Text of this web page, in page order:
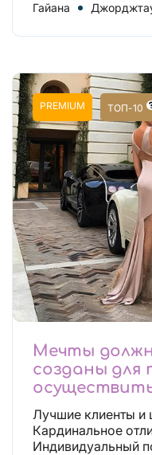
Гайана
PREMIUM ТОП-10
Мечты
созданы для
Лучшие клиенты и
Кардинальное
Индивидуальный